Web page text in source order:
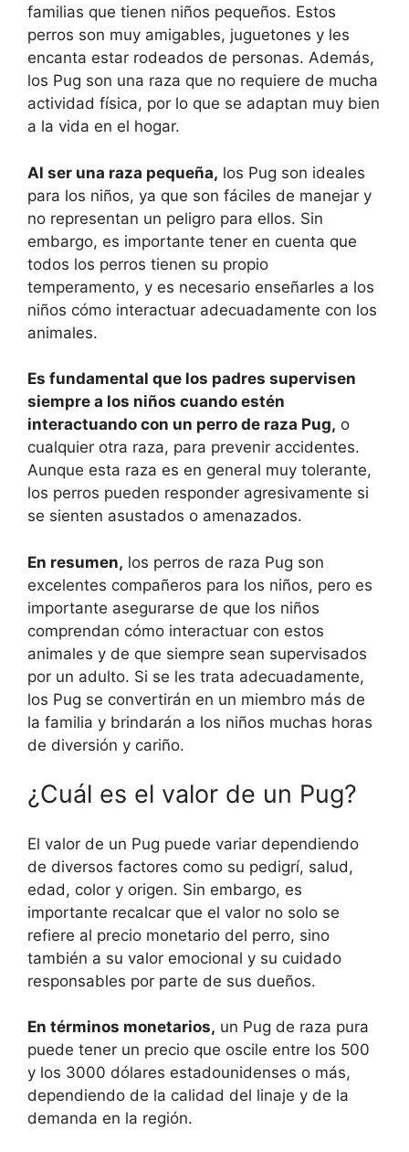
familias que tienen niños pequeños. Estos
perros son muy amigables, juguetones y les
encanta estar rodeados de personas. Además,
los Pug son una raza que no requiere de mucha
actividad física, por lo que se adaptan muy bien
a la vida en el hogar.
Al ser una raza pequeña, los Pug son ideales
para los niños, ya que son fáciles de manejar y
no representan un peligro para ellos. Sin
embargo, es importante tener en cuenta que
todos los perros tienen su propio
temperamento, y es necesario enseñarles a los
niños cómo interactuar adecuadamente con los
animales.
Es fundamental que los padres supervisen
siempre a los niños cuando estén
interactuando con un perro de raza Pug, o
cualquier otra raza, para prevenir accidentes.
Aunque esta raza es en general muy tolerante,
los perros pueden responder agresivamente si
se sienten asustados o amenazados.
En resumen, los perros de raza Pug son
excelentes compañeros para los niños, pero es
importante asegurarse de que los niños
comprendan cómo interactuar con estos
animales y de que siempre sean supervisados
por un adulto. Si se les trata adecuadamente,
los Pug se convertirán en un miembro más de
la familia y brindarán a los niños muchas horas
de diversión y cariño.
¿Cuál es el valor de un Pug?
El valor de un Pug puede variar dependiendo
de diversos factores como su pedigrí, salud,
edad, color y origen. Sin embargo, es
importante recalcar que el valor no solo se
refiere al precio monetario del perro, sino
también a su valor emocional y su cuidado
responsables por parte de sus dueños.
En términos monetarios, un Pug de raza pura
puede tener un precio que oscile entre los 500
y los 3000 dólares estadounidenses o más,
dependiendo de la calidad del linaje y de la
demanda en la región.